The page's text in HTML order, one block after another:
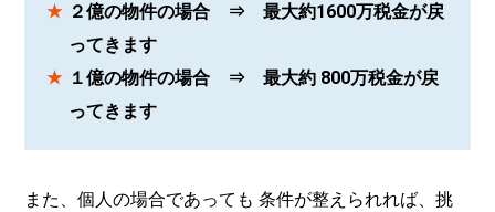
２億の物件の場合 ⇒ 最大約1600万税金が戻
ってきます
１億の物件の場合 ⇒ 最大約 800万税金が戻
ってきます
また、個人の場合であっても 条件が整えられれば、挑